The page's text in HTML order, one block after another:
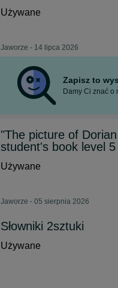
Używane
Jaworze - 14 lipca 2026
Zapisz to
Damy Ci znać o
"The picture of
student's book level 5
Używane
Jaworze - 05 sierpnia 2026
Słowniki 2sztuki
Używane